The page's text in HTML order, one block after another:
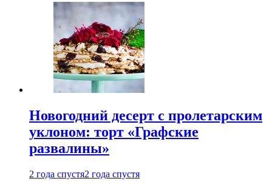
Новогодний десерт с пролетарским
уклоном: торт «Графские
развалины»
2 года спустя2 года спустя